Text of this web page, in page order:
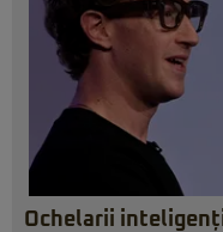
Ochelarii